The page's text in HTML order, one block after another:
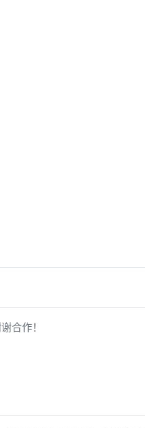
合作！